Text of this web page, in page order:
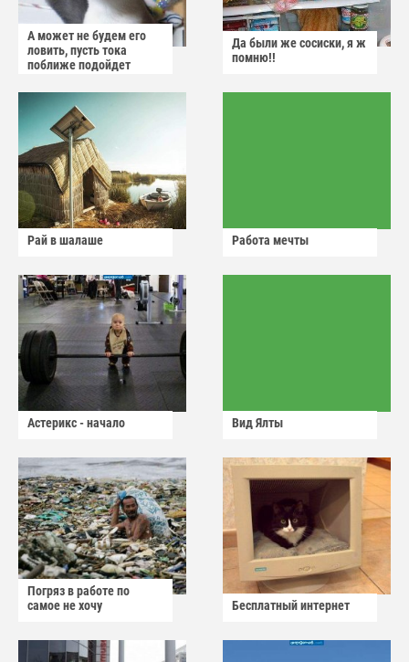
А может не будем его
ловить, пусть тока
поближе подойдет
Да были же сосиски, я ж
помню!!
Рай в шалаше Работа мечты
Астерикс - начало Вид Ялты
Погряз в работе по
самое не хочу
Бесплатный интернет